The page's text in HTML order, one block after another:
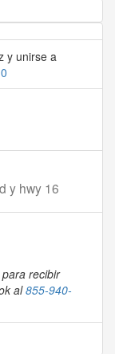
y unirse a
y hwy 16
recibir
al855-940-